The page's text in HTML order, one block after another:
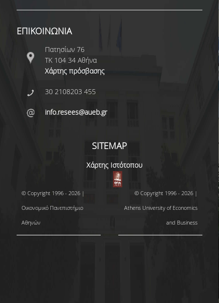
ΕΠΙΚΟΙΝΩΝΙΑ
Πατησίων 76
ΤΚ 104 34 Αθήνα
Χάρτης πρόσβασης
30 2108203 455
info.resees@aueb.gr
SITEMAP
Χάρτης Ιστότοπου
© Copyright 1996 - 2026 |
Οικονομικό Πανεπιστήμιο
Αθηνών
© Copyright 1996 - 2026 |
Athens University of Economics
and Business